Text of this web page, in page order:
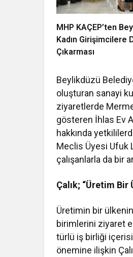
MHP KAÇEP’ten
Kadın Girişimcilere
Çıkarması
Beylikdüzü
oluşturan sanayi
ziyaretlerde
gösteren İhlas Ev
hakkında
Meclis Üyesi Ufuk
çalışanlarla da bir
Çalık; “Üretim
Üretimin bir
birimlerini ziyaret
türlü iş birliği
önemine ilişkin